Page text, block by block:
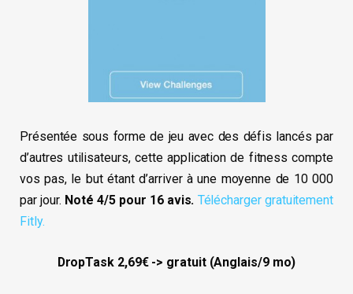
Présentée sous forme de jeu avec des défis lancés par
d’autres utilisateurs, cette application de fitness compte
vos pas, le but étant d’arriver à une moyenne de 10 000
par jour. Noté 4/5 pour 16 avis. Télécharger gratuitement
Fitly.
DropTask 2,69€ -> gratuit (Anglais/9 mo)